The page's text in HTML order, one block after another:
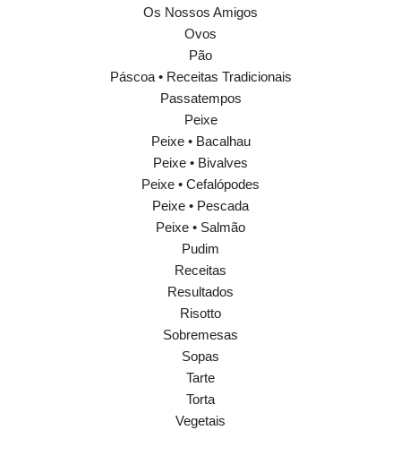
Os Nossos Amigos
Ovos
Pão
Páscoa • Receitas Tradicionais
Passatempos
Peixe
Peixe • Bacalhau
Peixe • Bivalves
Peixe • Cefalópodes
Peixe • Pescada
Peixe • Salmão
Pudim
Receitas
Resultados
Risotto
Sobremesas
Sopas
Tarte
Torta
Vegetais